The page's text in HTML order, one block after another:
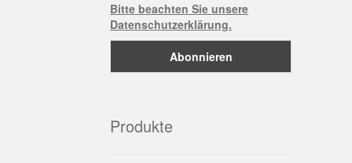
Bitte beachten Sie unsere
Datenschutzerklärung.
Produkte